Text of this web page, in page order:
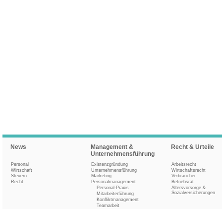
News
Personal
Wirtschaft
Steuern
Recht
Management &
Unternehmensführung
Existenzgründung
Unternehmensführung
Marketing
Personalmanagement
Personal-Praxis
Mitarbeiterführung
Konfliktmanagement
Teamarbeit
Recht & Urteile
Arbeitsrecht
Wirtschaftsrecht
Verbraucher
Betriebsrat
Altersvorsorge &
Sozialversicherungen